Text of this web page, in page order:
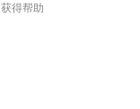
获得帮助